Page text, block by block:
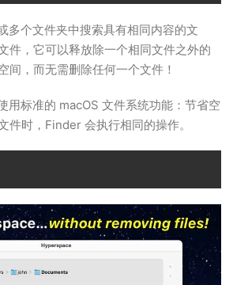
多个文件夹中搜索具有相同内容的文
件，它可以释放除一个相同文件之外的
间，而无需删除任何一个文件！
用标准的 macOS 文件系统功能：节省空
件时，Finder 会执行相同的操作。